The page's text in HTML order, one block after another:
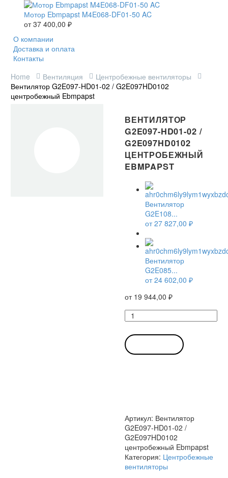
Мотор Ebmpapst M4E068-DF01-50 AC
от37 400,00 ₽
О компании
Доставка и оплата
Контакты
Home
Вентиляция
Центробежные вентиляторы
Вентилятор G2E097-HD01-02 / G2E097HD0102
центробежный Ebmpapst
ВЕНТИЛЯТОР
G2E097-HD01-02 /
G2E097HD0102
ЦЕНТРОБЕЖНЫЙ
EBMPAPST
Вентилятор
G2E108...
от27 827,00 ₽
Вентилятор
G2E085...
от24 602,00 ₽
от 19 944,00 ₽
Количество
товара
Вентилятор
G2E097-
HD01-
Артикул: Вентилятор
G2E097-HD01-02 /
G2E097HD0102
центробежный Ebmpapst
Категория: Центробежные
вентиляторы